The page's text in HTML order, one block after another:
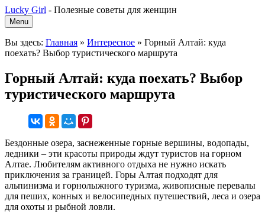
Lucky Girl - Полезные советы для женщин
Menu
Вы здесь: Главная » Интересное » Горный Алтай: куда
поехать? Выбор туристического маршрута
Горный Алтай: куда поехать? Выбор
туристического маршрута
Бездонные озера, заснеженные горные вершины, водопады,
ледники – эти красоты природы ждут туристов на горном
Алтае. Любителям активного отдыха не нужно искать
приключения за границей. Горы Алтая подходят для
альпинизма и горнолыжного туризма, живописные перевалы
для пеших, конных и велосипедных путешествий, леса и озера
для охоты и рыбной ловли.